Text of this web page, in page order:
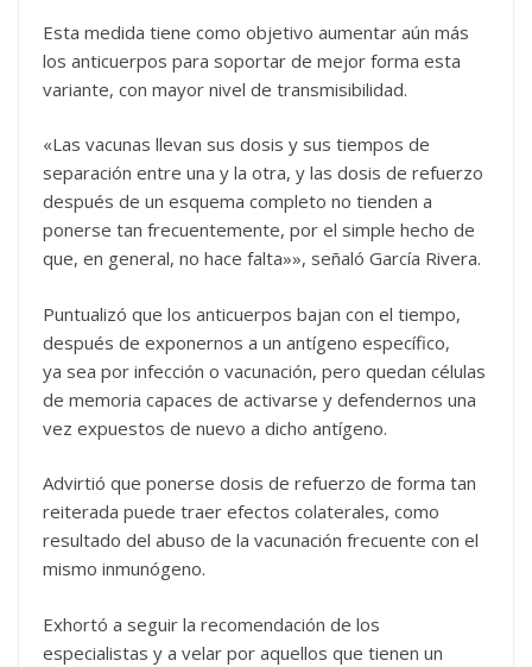
Esta medida tiene como objetivo aumentar aún más
los anticuerpos para soportar de mejor forma esta
variante, con mayor nivel de transmisibilidad.
«Las vacunas llevan sus dosis y sus tiempos de
separación entre una y la otra, y las dosis de refuerzo
después de un esquema completo no tienden a
ponerse tan frecuentemente, por el simple hecho de
que, en general, no hace falta»», señaló García Rivera.
Puntualizó que los anticuerpos bajan con el tiempo,
después de exponernos a un antígeno específico,
ya sea por infección o vacunación, pero quedan células
de memoria capaces de activarse y defendernos una
vez expuestos de nuevo a dicho antígeno.
Advirtió que ponerse dosis de refuerzo de forma tan
reiterada puede traer efectos colaterales, como
resultado del abuso de la vacunación frecuente con el
mismo inmunógeno.
Exhortó a seguir la recomendación de los
especialistas y a velar por aquellos que tienen un